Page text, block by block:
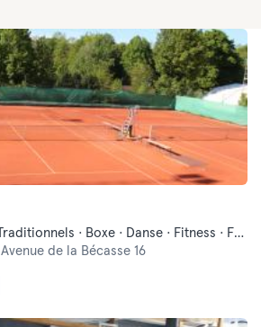
Aqua · Arts Martiaux Traditionnels · Boxe · Danse · Fitness · Functional Training · Indoor Cycling · Pilates · Qi Gong et Tai Chi · Squash · Tennis · Yoga
Avenue de la Bécasse 16